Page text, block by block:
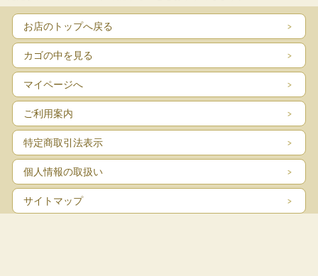
お店のトップへ戻る
カゴの中を見る
マイページへ
ご利用案内
特定商取引法表示
個人情報の取扱い
サイトマップ